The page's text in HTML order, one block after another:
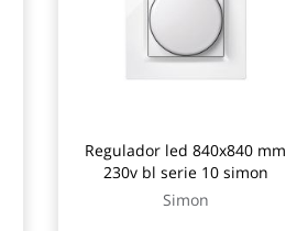
Regulador led 840x840 mm
230v bl serie 10 simon
Simon